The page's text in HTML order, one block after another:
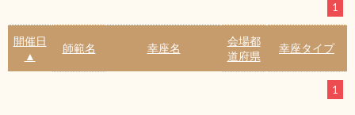
1
開催日
▲
師範名 幸座名
会場都
道府県
幸座タイプ
1